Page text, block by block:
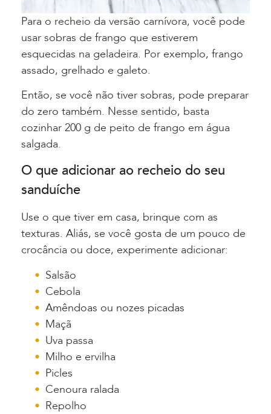
Para o recheio da versão carnívora, você pode
usar sobras de frango que estiverem
esquecidas na geladeira. Por exemplo, frango
assado, grelhado e galeto.
Então, se você não tiver sobras, pode preparar
do zero também. Nesse sentido, basta
cozinhar 200 g de peito de frango em água
salgada.
O que adicionar ao recheio do seu
sanduíche
Use o que tiver em casa, brinque com as
texturas. Aliás, se você gosta de um pouco de
crocância ou doce, experimente adicionar:
Salsão
Cebola
Amêndoas ou nozes picadas
Maçã
Uva passa
Milho e ervilha
Picles
Cenoura ralada
Repolho